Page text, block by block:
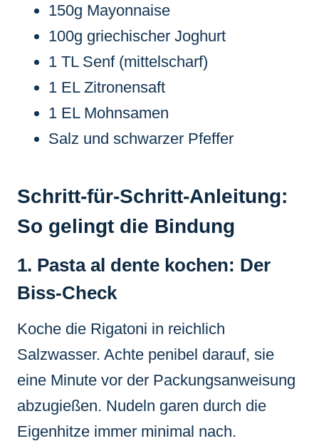
150g Mayonnaise
100g griechischer Joghurt
1 TL Senf (mittelscharf)
1 EL Zitronensaft
1 EL Mohnsamen
Salz und schwarzer Pfeffer
Schritt-für-Schritt-Anleitung:
So gelingt die Bindung
1. Pasta al dente kochen: Der
Biss-Check
Koche die Rigatoni in reichlich
Salzwasser. Achte penibel darauf, sie
eine Minute vor der Packungsanweisung
abzugießen. Nudeln garen durch die
Eigenhitze immer minimal nach.